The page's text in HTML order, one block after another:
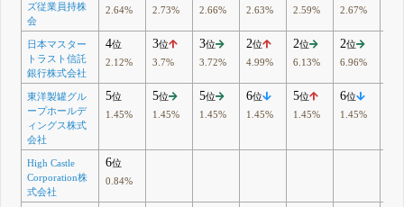
ズ従業員持株
会
2.64%
2.73%
2.66%
2.63%
2.59%
2.67%
日本マスター
トラスト信託
銀行株式会社
4位
2.12%
3位
3.7%
3位
3.72%
2位
4.99%
2位
6.13%
2位
6.96%
東洋製罐グル
ープホールデ
ィングス株式
会社
5位
1.45%
5位
1.45%
5位
1.45%
6位
1.45%
5位
1.45%
6位
1.45%
High Castle
Corporation株
式会社
6位
0.84%